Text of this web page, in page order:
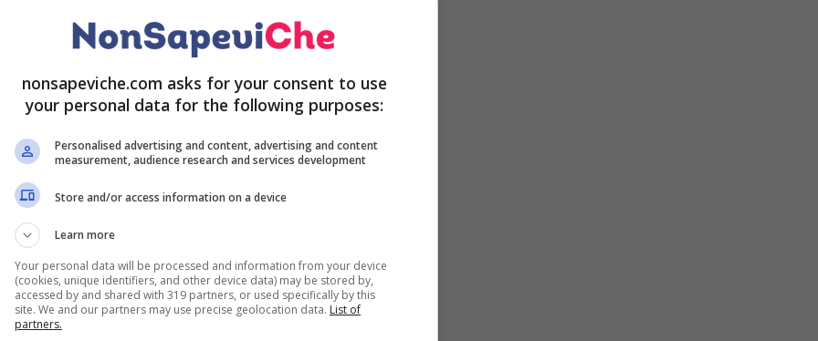
ovviamente, calate in un contesto molto
riforma, infatti, è in vaglio proprio negli ultimi giorni.
nonsapeviche.com asks for your consent to use
your personal data for the following purposes:
Personalised advertising and content, advertising and content
measurement, audience research and services development
Store and/or access information on a device
Learn more
Your personal data will be processed and information from your device
(cookies, unique identifiers, and other device data) may be stored by,
accessed by and shared with 319 partners, or used specifically by this
site. We and our partners may use precise geolocation data. List of
partners.